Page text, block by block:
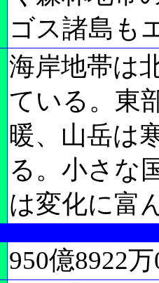
ゴス諸島も
海岸地帯は
ている。東
暖、山岳は
る。小さな
は変化に富
950億8922